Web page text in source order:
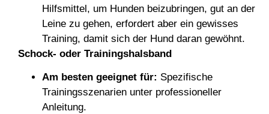
Hilfsmittel, um Hunden beizubringen, gut an der
Leine zu gehen, erfordert aber ein gewisses
Training, damit sich der Hund daran gewöhnt.
Schock- oder Trainingshalsband
Am besten geeignet für: Spezifische
Trainingsszenarien unter professioneller
Anleitung.